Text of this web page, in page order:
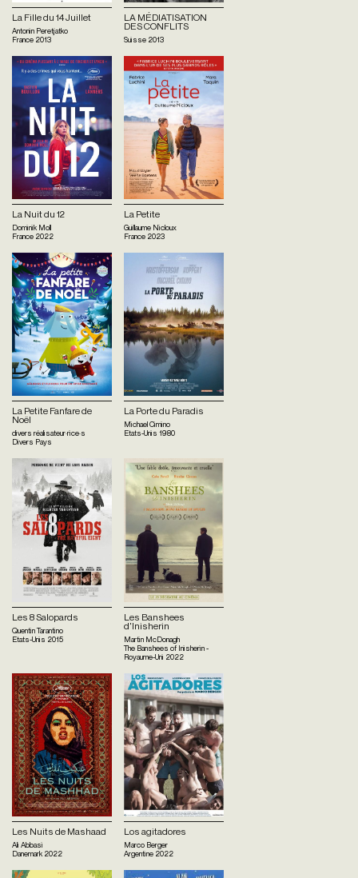
La Fille du 14 Juillet
Antonin Peretjatko
France 2013
LA MÉDIATISATION
DES CONFLITS
Suisse 2013
La Nuit du 12
Dominik Moll
France 2022
La Petite
Guillaume Nicloux
France 2023
La Petite Fanfare de
Noël
divers réalisateur·rice·s
Divers Pays
La Porte du Paradis
Michael Cimino
Etats-Unis 1980
Les 8 Salopards
Quentin Tarantino
Etats-Unis 2015
Les Banshees
d'Inisherin
Martin McDonagh
The Banshees of Inisherin -
Royaume-Uni 2022
Les Nuits de Mashaad
Ali Abbasi
Danemark 2022
Los agitadores
Marco Berger
Argentine 2022